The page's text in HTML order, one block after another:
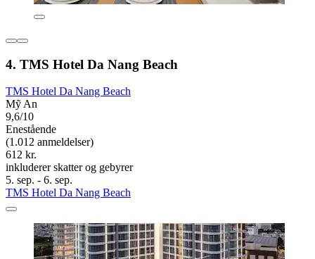
4. TMS Hotel Da Nang Beach
TMS Hotel Da Nang Beach
Mỹ An
9,6/10
Enestående
(1.012 anmeldelser)
612 kr.
inkluderer skatter og gebyrer
5. sep. - 6. sep.
TMS Hotel Da Nang Beach